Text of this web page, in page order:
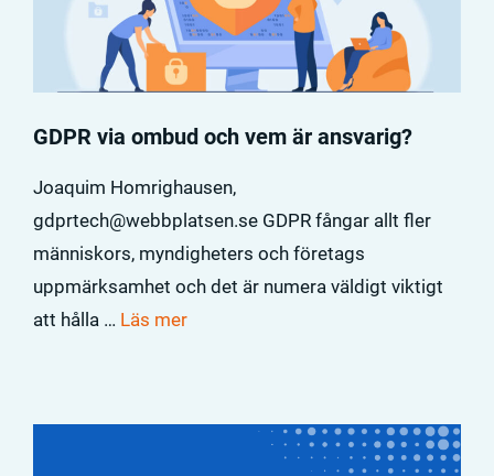
GDPR via ombud och vem är ansvarig?
Joaquim Homrighausen,
gdprtech@webbplatsen.se GDPR fångar allt fler
människors, myndigheters och företags
uppmärksamhet och det är numera väldigt viktigt
att hålla … Läs mer